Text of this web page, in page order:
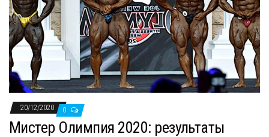
20/12/2020 0
Мистер Олимпия 2020: результаты